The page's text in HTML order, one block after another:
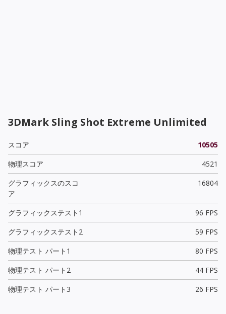
3DMark Sling Shot Extreme Unlimited
スコア
10505
物理スコア
4521
グラフィックスのスコ
ア
16804
グラフィックステスト1
96 FPS
グラフィックステスト2
59 FPS
物理テスト パート1
80 FPS
物理テスト パート2
44 FPS
物理テスト パート3
26 FPS